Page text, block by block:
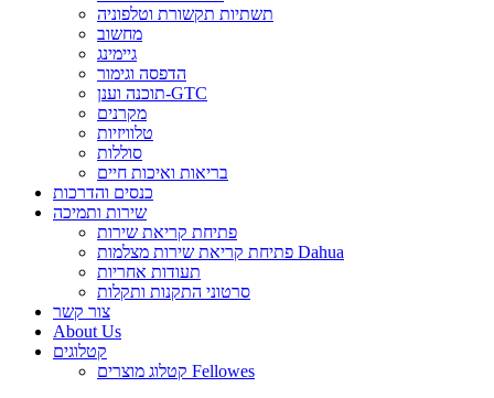
תשתיות תקשורת וטלפוניה
מחשוב
גיימינג
הדפסה וגימור
תוכנה וענן-GTC
מקרנים
טלוויזיות
סוללות
בריאות ואיכות חיים
כנסים והדרכות
שירות ותמיכה
פתיחת קריאת שירות
פתיחת קריאת שירות מצלמות Dahua
תעודות אחריות
סרטוני התקנות ותקלות
צור קשר
About Us
קטלוגים
קטלוג מוצרים Fellowes